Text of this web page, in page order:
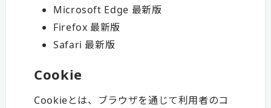
Microsoft Edge 最新版
Firefox 最新版
Safari 最新版
Cookie
Cookieとは、ブラウザを通じて利用者のコ